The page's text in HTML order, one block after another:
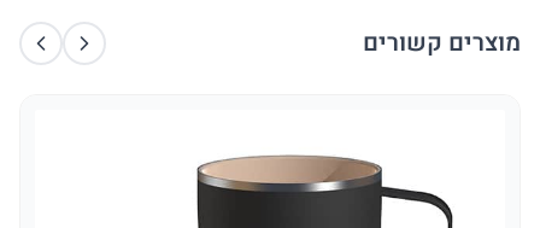
מוצרים קשורים